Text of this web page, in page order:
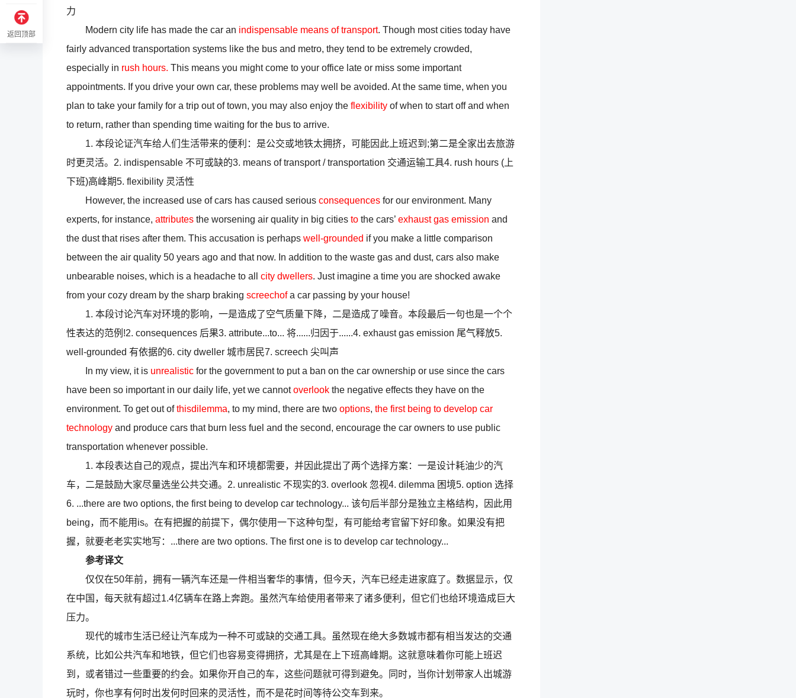
力
Modern city life has made the car an indispensable means of transport. Though most cities today have
fairly advanced transportation systems like the bus and metro, they tend to be extremely crowded,
especially in rush hours. This means you might come to your office late or miss some important
appointments. If you drive your own car, these problems may well be avoided. At the same time, when you
plan to take your family for a trip out of town, you may also enjoy the flexibility of when to start off and when
to return, rather than spending time waiting for the bus to arrive.
1. 本段论证汽车给人们生活带来的便利：是公交或地铁太拥挤，可能因此上班迟到;第二是全家出去旅游
时更灵活。2. indispensable 不可或缺的3. means of transport / transportation 交通运输工具4. rush hours (上
下班)高峰期5. flexibility 灵活性
However, the increased use of cars has caused serious consequences for our environment. Many
experts, for instance, attributes the worsening air quality in big cities to the cars’ exhaust gas emission and
the dust that rises after them. This accusation is perhaps well-grounded if you make a little comparison
between the air quality 50 years ago and that now. In addition to the waste gas and dust, cars also make
unbearable noises, which is a headache to all city dwellers. Just imagine a time you are shocked awake
from your cozy dream by the sharp braking screechofa car passing by your house!
1. 本段讨论汽车对环境的影响，一是造成了空气质量下降，二是造成了噪音。本段最后一句也是一个个
性表达的范例!2. consequences 后果3. attribute...to... 将......归因于......4. exhaust gas emission 尾气释放5.
well-grounded 有依据的6. city dweller 城市居民7. screech 尖叫声
In my view, it is unrealistic for the government to put a ban on the car ownership or use since the cars
have been so important in our daily life, yet we cannotoverlook the negative effects they have on the
environment. To get out ofthisdilemma, to my mind, there are two options, the first being to develop car
technology and produce cars that burn less fuel and the second, encourage the car owners to use public
transportation whenever possible.
1. 本段表达自己的观点，提出汽车和环境都需要，并因此提出了两个选择方案：一是设计耗油少的汽
车，二是鼓励大家尽量选坐公共交通。2. unrealistic 不现实的3. overlook 忽视4. dilemma 困境5. option 选择
6. ...there are two options, the first being to develop car technology... 该句后半部分是独立主格结构，因此用
being，而不能用is。在有把握的前提下，偶尔使用一下这种句型，有可能给考官留下好印象。如果没有把
握，就要老老实实地写：...there are two options. The first one is to develop car technology...
参考译文
仅仅在50年前，拥有一辆汽车还是一件相当奢华的事情，但今天，汽车已经走进家庭了。数据显示，仅
在中国，每天就有超过1.4亿辆车在路上奔跑。虽然汽车给使用者带来了诸多便利，但它们也给环境造成巨大
压力。
现代的城市生活已经让汽车成为一种不可或缺的交通工具。虽然现在绝大多数城市都有相当发达的交通
系统，比如公共汽车和地铁，但它们也容易变得拥挤，尤其是在上下班高峰期。这就意味着你可能上班迟
到，或者错过一些重要的约会。如果你开自己的车，这些问题就可得到避免。同时，当你计划带家人出城游
玩时，你也享有何时出发何时回来的灵活性，而不是花时间等待公交车到来。
返回顶部